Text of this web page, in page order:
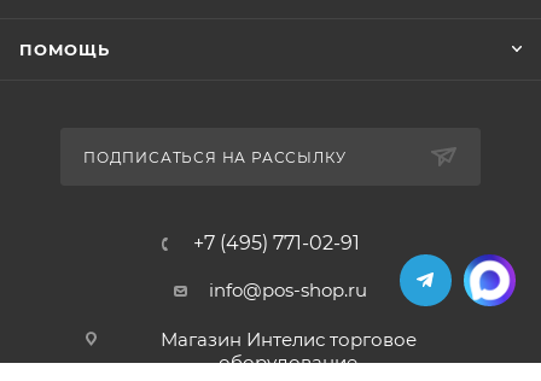
ПОМОЩЬ
ПОДПИСАТЬСЯ НА РАССЫЛКУ
+7 (495) 771-02-91
info@pos-shop.ru
Магазин Интелис торговое
оборудование